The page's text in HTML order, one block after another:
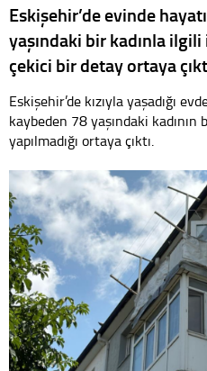
Eskişehir’de evinde
yaşındaki bir kadınla
çekici bir detay ortaya
Eskişehir’de kızıyla yaşadığı
kaybeden 78 yaşındaki
yapılmadığı ortaya çıktı.